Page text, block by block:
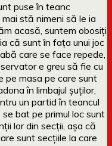
puse în teanc
stă nimeni să le ia
acasă, suntem obosiți
că sunt în fața unui joc
care se face repede,
e greu să fie cu
pe masa pe care sunt
în limbajul șuților,
un partid în teancul
bat pe primul loc sunt
lor din secții, așa că
sunt secțiile la care